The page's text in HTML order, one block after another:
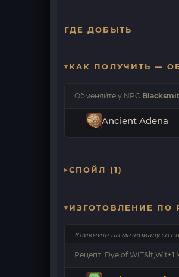
ГДЕ ДОБЫТЬ
КАК ПОЛУЧИТЬ —
Обменяйте у NPC
Ancient Adena
СПОЙЛ (1)
ИЗГОТОВЛЕНИЕ ПО
Кликните по материалу со
Рецепт: Dye of WIT&lt;Wit+1